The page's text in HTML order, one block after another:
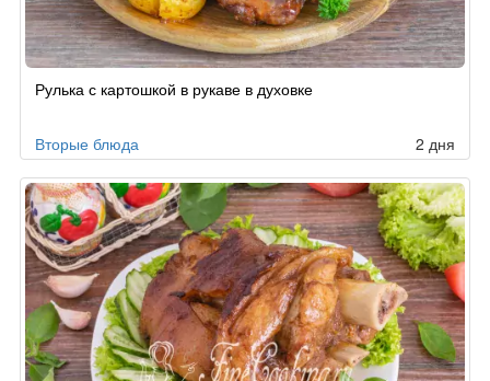
Рулька с картошкой в рукаве в духовке
Вторые блюда 2 дня